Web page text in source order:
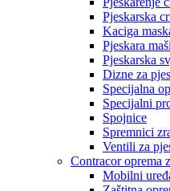
Pjeskarska
Kaciga
Pjeskara
Pjeskarska
Dizne za
Specijalna
Specijalni
Spojnice
Spremnici
Ventili za
Contracor oprema
Mobilni